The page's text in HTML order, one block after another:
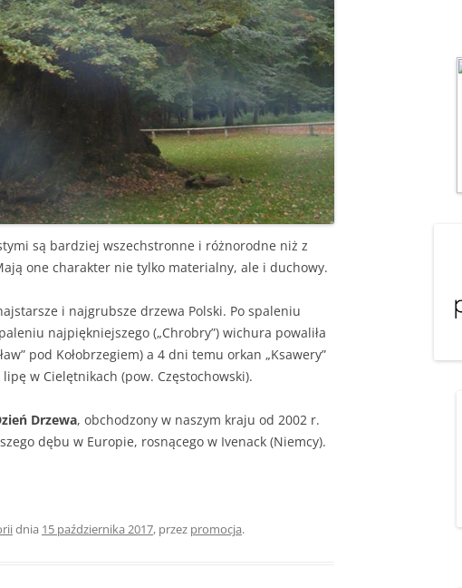
są bardziej wszechstronne i różnorodne niż z
one charakter nie tylko materialny, ale i duchowy.
i najgrubsze drzewa Polski. Po spaleniu
najpiękniejszego („Chrobry”) wichura powaliła
pod Kołobrzegiem) a 4 dni temu orkan „Ksawery”
w Cielętnikach (pow. Częstochowski).
Drzewa, obchodzony w naszym kraju od 2002 r.
dębu w Europie, rosnącego w Ivenack (Niemcy).
dnia 15 października 2017, przez promocja.